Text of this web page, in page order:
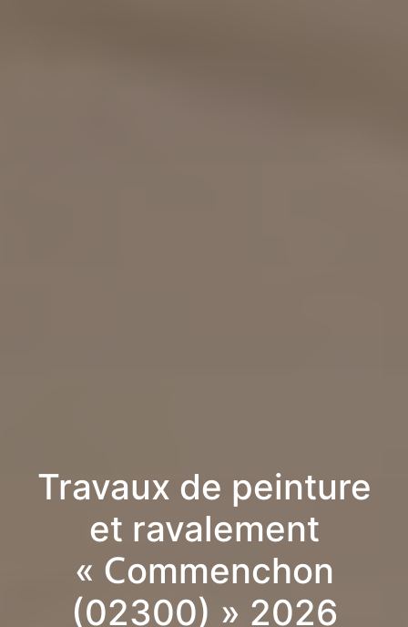
Travaux de peinture
et ravalement
« Commenchon
(02300) » 2026